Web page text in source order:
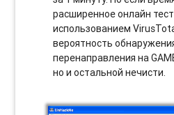
расширенное онлайн
использованием
вероятность
перенаправления на
но и остальной нечисти.